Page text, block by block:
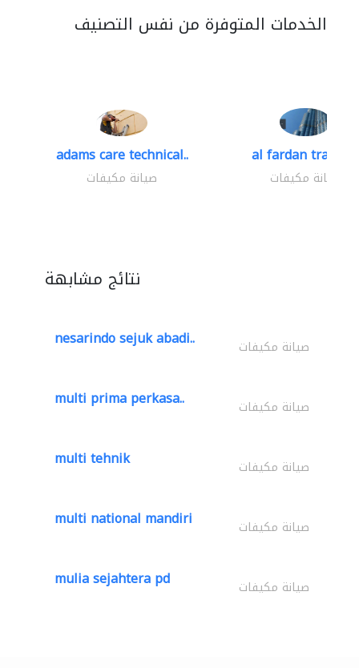
الخدمات المتوفرة من نفس التصنيف
adams care technical..
صيانة مكيفات
al fardan trading..
صيانة مكيفات
نتائج مشابهة
nesarindo sejuk abadi.. صيانة مكيفات
multi prima perkasa.. صيانة مكيفات
multi tehnik صيانة مكيفات
multi national mandiri صيانة مكيفات
mulia sejahtera pd صيانة مكيفات